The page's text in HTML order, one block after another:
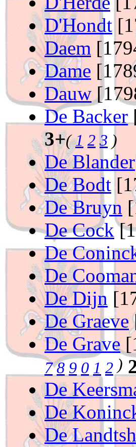
D'Hondt
Daem
Dame
Dauw
De Backer
3+(1 2 3 )
De Blander
De Bodt
De Bruyn
De Cock
De
De
De Dijn
De Graeve
De Grave
7 8 9 0 1 2)
De
De
De